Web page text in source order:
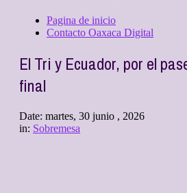
Pagina de inicio
Contacto Oaxaca Digital
El Tri y Ecuador, por el
final
Date: martes, 30 junio , 2026
in: Sobremesa